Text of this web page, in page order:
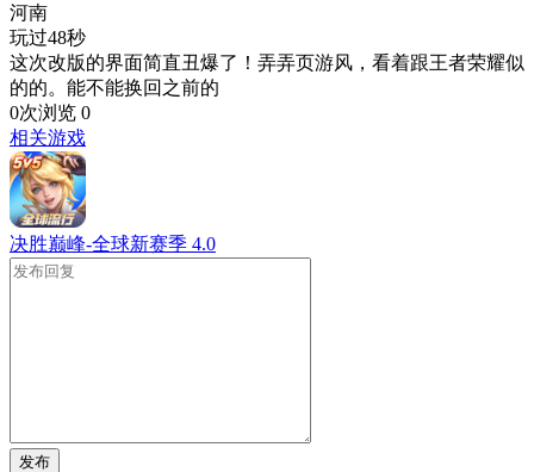
河南
玩过48秒
这次改版的界面简直丑爆了！弄弄页游风，看着跟王者荣耀似
的的。能不能换回之前的
0次浏览 0
相关游戏
决胜巅峰-全球新赛季 4.0
发布